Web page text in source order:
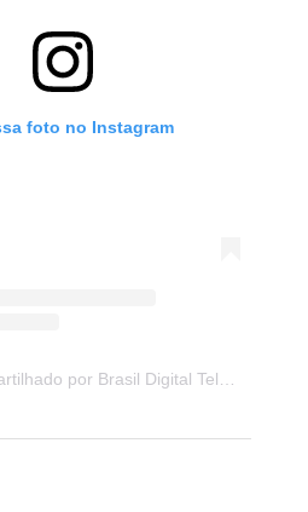
foto no Instagram